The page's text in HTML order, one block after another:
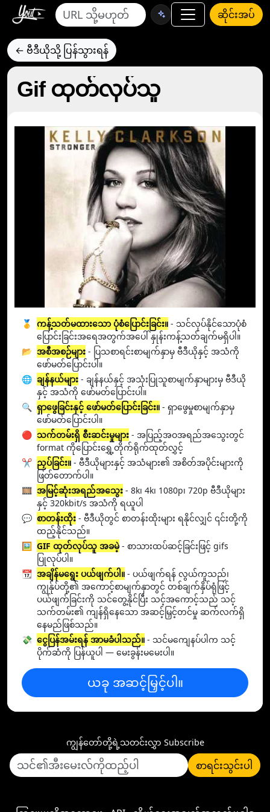
ဆိုင်းအပ်
← ဗီဒီယိုသို့ ပြန်သွားရန်
Gif ထုတ်လုပ်သူ
🥇 ကန့်သတ်မထားသော ပုံစံပြောင်းခြင်း။ - သင်လုပ်နိုင်သောပုံစံ
ပြောင်းခြင်းအရေအတွက်အပေါ် နှုန်းကန့်သတ်ချက်မရှိပါ။
📂 အစီအစဉ်များ - ပြသစာရင်းစာမျက်နှာမှ ဗီဒီယိုနှင့် အသံကို
ဖော်မတ်ပြောင်းပါ။
🌐 ချန်နယ်များ - ချန်နယ်နှင့် အသုံးပြုသူစာမျက်နှာများမှ ဗီဒီယို
နှင့် အသံကို ဖော်မတ်ပြောင်းပါ။
🔍 ရှာဖွေခြင်းနှင့် ဖော်မတ်ပြောင်းခြင်း။ - ရှာဖွေမှုစာမျက်နှာမှ
ဖော်မတ်ပြောင်းပါ။
🔴 သက်တမ်းရှိ စီးဆင်းမှုများ - အပြည့်အဝအရည်အသွေးတွင်
format ကိုပြောင်းရွှေ့တိုက်ရိုက်ထုတ်လွှင့်
✂️ ညှပ်ခြင်း။ - ဗီဒီယိုများနှင့် အသံများ၏ အစိတ်အပိုင်းများကို
ဖြတ်တောက်ပါ။
🎞️ အမြင့်ဆုံးအရည်အသွေး - 8k၊ 4k၊ 1080p၊ 720p ဗီဒီယိုများ
နှင့် 320kbit/s အသံကို ရယူပါ
💬 စာတန်းထိုး - ဗီဒီယိုတွင် စာတန်းထိုးများ ရနိုင်လျှင် ၎င်းတို့ကို
ထည့်နိုင်သည်။
🖼️ GIF ထုတ်လုပ်သူ အခမဲ့- စာသားထပ်ဆင့်ခြင်းဖြင့် gifs
ပြုလုပ်ပါ။
📆 အချိန်မရွေး ပယ်ဖျက်ပါ။ - ပယ်ဖျက်ရန် လွယ်ကူသည်၊
ကျွန်ုပ်တို့၏ အကောင့်စာမျက်နှာတွင် တစ်ချက်နှိပ်ရုံဖြင့်
ပယ်ဖျက်ခြင်းကို သင်တွေ့နိုင်ပြီး သင့်အကောင့်သည် သင့်
သက်တမ်း၏ ကျန်ရှိနေသော အဆင့်မြှင့်တင်မှု ဆက်လက်ရှိ
နေမည်ဖြစ်သည်။
💸 ငွေပြန်အမ်းရန် အာမခံပါသည်။ - သင်မကျေနပ်ပါက သင့်
ပိုက်ဆံကို ပြန်ယူပါ — မေးခွန်းမမေးပါ။
ယခု အဆင့်မြှင့်ပါ။
ကျွန်တော်တို့ရဲ့သတင်းလွှာ Subscribe
စာရင်းသွင်းပါ